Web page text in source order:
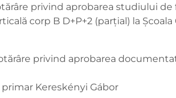
privind aprobarea studiului
corp B D+P+2 (parțial) la
privind aprobarea
Kereskényi Gábor